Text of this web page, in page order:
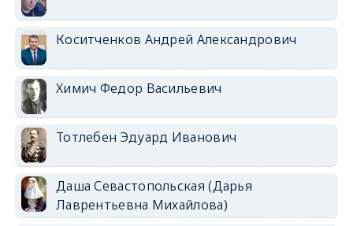
Коситченков Андрей Александрович
Химич Федор Васильевич
Тотлебен Эдуард Иванович
Даша Севастопольская (Дарья
Лаврентьевна Михайлова)